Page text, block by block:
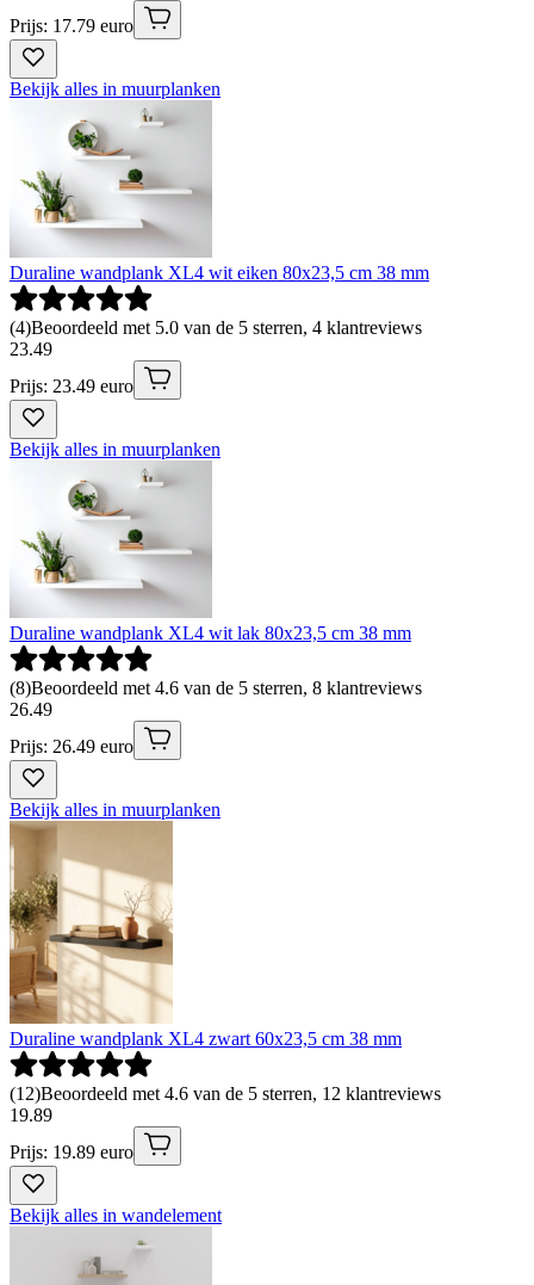
Prijs: 17.79 euro
Bekijk alles in muurplanken
Duraline wandplank XL4 wit eiken 80x23,5 cm 38 mm
(4)Beoordeeld met 5.0 van de 5 sterren, 4 klantreviews
23.49
Prijs: 23.49 euro
Bekijk alles in muurplanken
Duraline wandplank XL4 wit lak 80x23,5 cm 38 mm
(8)Beoordeeld met 4.6 van de 5 sterren, 8 klantreviews
26.49
Prijs: 26.49 euro
Bekijk alles in muurplanken
Duraline wandplank XL4 zwart 60x23,5 cm 38 mm
(12)Beoordeeld met 4.6 van de 5 sterren, 12 klantreviews
19.89
Prijs: 19.89 euro
Bekijk alles in wandelement